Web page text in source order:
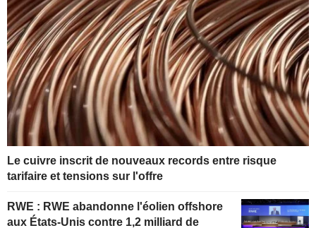
Le cuivre inscrit de nouveaux records entre risque
tarifaire et tensions sur l'offre
RWE : RWE abandonne l'éolien offshore
aux États-Unis contre 1,2 milliard de